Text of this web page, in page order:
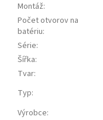
Montáž:
Počet otvorov na
batériu:
Série:
Šířka:
Tvar:
Typ:
Výrobce: